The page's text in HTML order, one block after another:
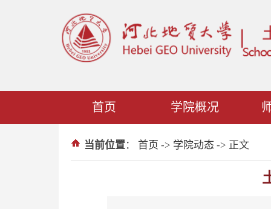
首页 学院概况
当前位置： 首页 -> 学院动态 -> 正文